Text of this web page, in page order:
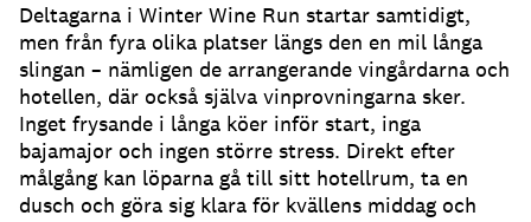
Deltagarna i Winter Wine Run startar samtidigt,
men från fyra olika platser längs den en mil långa
slingan – nämligen de arrangerande vingårdarna och
hotellen, där också själva vinprovningarna sker.
Inget frysande i långa köer inför start, inga
bajamajor och ingen större stress. Direkt efter
målgång kan löparna gå till sitt hotellrum, ta en
dusch och göra sig klara för kvällens middag och